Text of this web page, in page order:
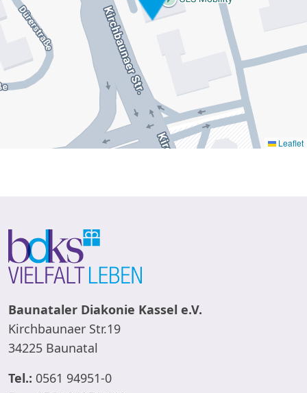
Leaflet
Baunataler Diakonie Kassel e.V.
Kirchbaunaer Str.19
34225 Baunatal
Tel.: 0561 94951-0